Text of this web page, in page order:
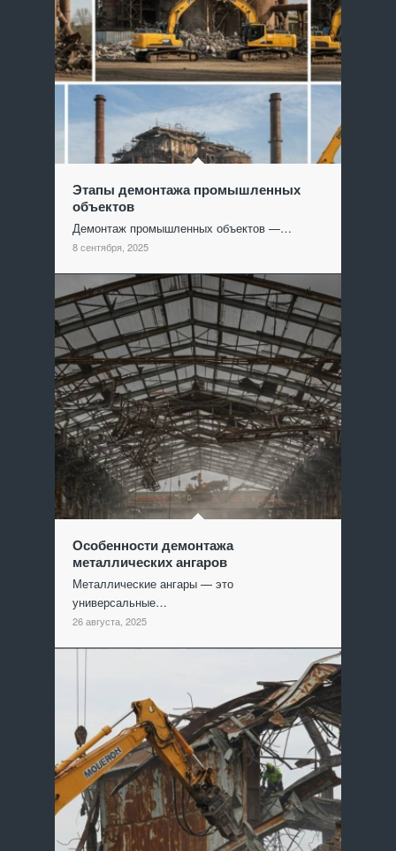
Этапы демонтажа промышленных
объектов
Демонтаж промышленных объектов —…
8 сентября, 2025
Особенности демонтажа
металлических ангаров
Металлические ангары — это
универсальные…
26 августа, 2025